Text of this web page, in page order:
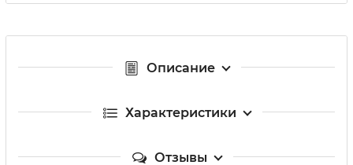
Описание
Характеристики
Отзывы